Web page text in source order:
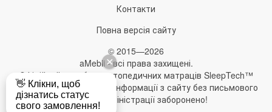
Контакти
Повна версія сайту
© 2015—2026
aMebli - всі права захищені.
Офіційний виробник ортопедичних матраців SleepTech™
Будь-яке використання інформації з сайту без письмового
дозволу адміністрації заборонено!